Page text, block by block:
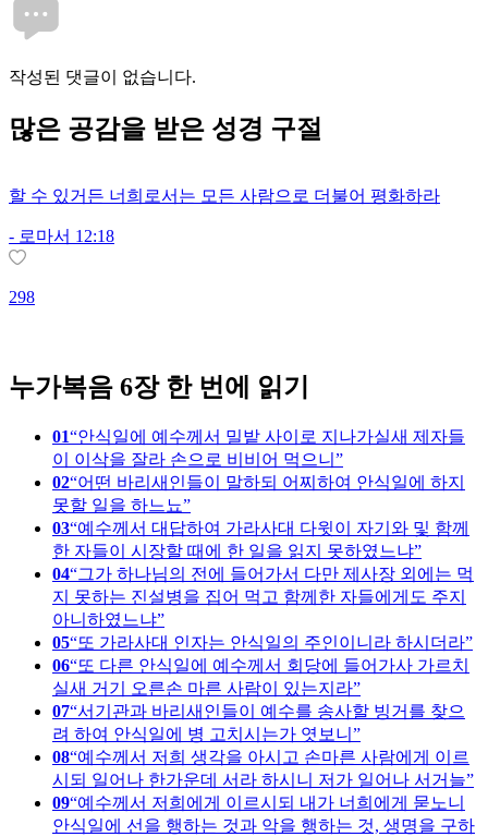
작성된 댓글이 없습니다.
많은 공감을 받은 성경 구절
할 수 있거든 너희로서는 모든 사람으로 더불어 평화하라
- 로마서 12:18
298
누가복음 6장 한 번에 읽기
01 안식일에 예수께서 밀밭 사이로 지나가실새 제자들
이 이삭을 잘라 손으로 비비어 먹으니
02 어떤 바리새인들이 말하되 어찌하여 안식일에 하지
못할 일을 하느뇨
03 예수께서 대답하여 가라사대 다윗이 자기와 및 함께
한 자들이 시장할 때에 한 일을 읽지 못하였느냐
04 그가 하나님의 전에 들어가서 다만 제사장 외에는 먹
지 못하는 진설병을 집어 먹고 함께한 자들에게도 주지
아니하였느냐
05 또 가라사대 인자는 안식일의 주인이니라 하시더라
06 또 다른 안식일에 예수께서 회당에 들어가사 가르치
실새 거기 오른손 마른 사람이 있는지라
07 서기관과 바리새인들이 예수를 송사할 빙거를 찾으
려 하여 안식일에 병 고치시는가 엿보니
08 예수께서 저희 생각을 아시고 손마른 사람에게 이르
시되 일어나 한가운데 서라 하시니 저가 일어나 서거늘
09 예수께서 저희에게 이르시되 내가 너희에게 묻노니
안식일에 선을 행하는 것과 악을 행하는 것, 생명을 구하